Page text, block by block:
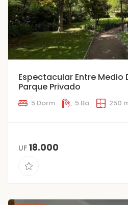
Espectacular Entre Medio
Parque Privado
5 Dorm 5 Ba 250
UF 18.000